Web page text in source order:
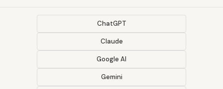
ChatGPT
Claude
Google AI
Gemini